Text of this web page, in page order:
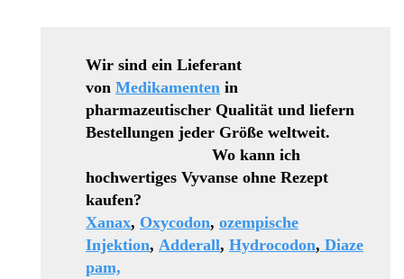
Wir sind ein Lieferant
von Medikamenten in
pharmazeutischer Qualität und liefern
Bestellungen jeder Größe weltweit.
Wo kann ich
hochwertiges Vyvanse ohne Rezept
kaufen?
Xanax, Oxycodon, ozempische
Injektion, Adderall, Hydrocodon, Diaze
pam,